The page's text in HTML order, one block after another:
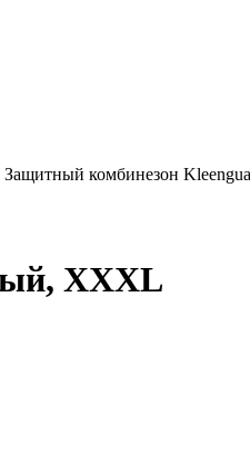
Защитный комбинезон
XXXL